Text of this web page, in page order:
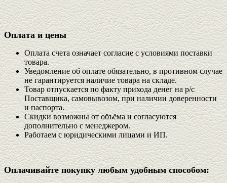
Оплата и цены
Оплата счета означает согласие с условиями поставки
товара.
Уведомление об оплате обязательно, в противном случае
не гарантируется наличие товара на складе.
Товар отпускается по факту прихода денег на р/с
Поставщика, самовывозом, при наличии доверенности
и паспорта.
Скидки возможны от объёма и согласуются
дополнительно с менеджером.
Работаем с юридическими лицами и ИП.
Оплачивайте покупку любым удобным способом: